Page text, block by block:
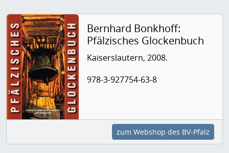
Bernhard Bonkhoff:
Pfälzisches Glockenbuch
Kaiserslautern, 2008.
978-3-927754-63-8
zum Webshop des BV-Pfalz